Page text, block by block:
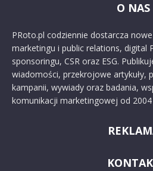
O NAS
PRoto.pl codziennie dostarcza
marketingu i public relations, digital
sponsoringu, CSR oraz ESG.
wiadomości, przekrojowe artykuły,
kampanii, wywiady oraz badania,
komunikacji marketingowej od 2004